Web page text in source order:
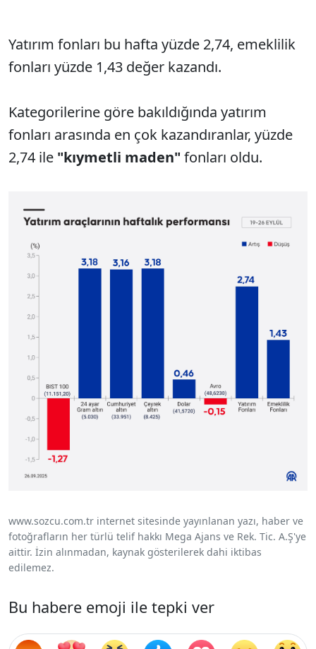
Yatırım fonları bu hafta yüzde 2,74, emeklilik
fonları yüzde 1,43 değer kazandı.
Kategorilerine göre bakıldığında yatırım
fonları arasında en çok kazandıranlar, yüzde
2,74 ile "kıymetli maden" fonları oldu.
www.sozcu.com.tr internet sitesinde yayınlanan yazı, haber ve
fotoğrafların her türlü telif hakkı Mega Ajans ve Rek. Tic. A.Ş'ye
aittir. İzin alınmadan, kaynak gösterilerek dahi iktibas
edilemez.
Bu habere emoji ile tepki ver